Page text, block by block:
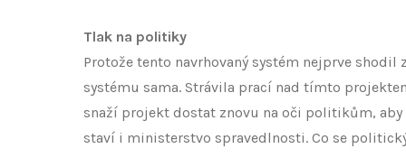
Tlak na politiky
Protože tento navrhovaný systém nejprve
systému sama. Strávila prací nad tímto
snaží projekt dostat znovu na oči politikům,
staví i ministerstvo spravedlnosti. Co se